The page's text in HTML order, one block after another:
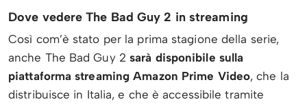
Dove vedere The Bad Guy 2 in streaming
Così com’è stato per la prima stagione della serie,
anche The Bad Guy 2sarà disponibile sulla
piattaforma streaming Amazon Prime Video, che la
distribuisce in Italia, e che è accessibile tramite